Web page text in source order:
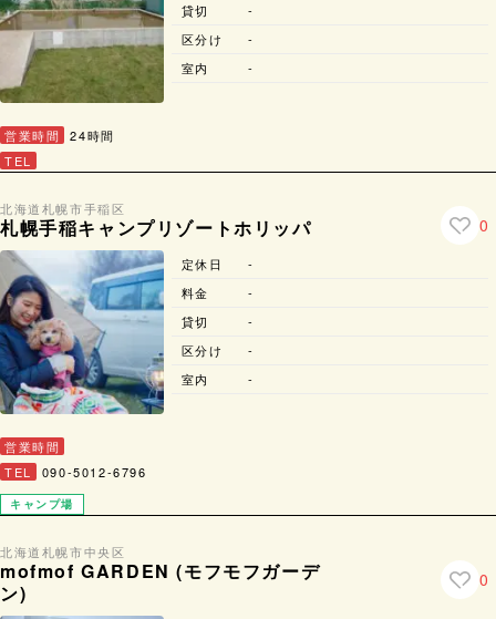
営業時間
24時間
TEL
貸切
-
区分け
-
室内
-
北海道札幌市手稲区
札幌手稲キャンプリゾートホリッパ 0
営業時間
TEL
090-5012-6796
キャンプ場
定休日
-
料金
-
貸切
-
区分け
-
室内
-
北海道札幌市中央区
mofmof GARDEN (モフモフガーデ
ン)
0